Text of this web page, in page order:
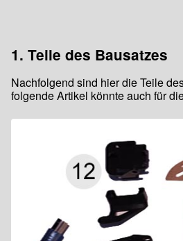
1. Teile des Bausatzes
Nachfolgend sind hier die Teile
folgende Artikel könnte auch für